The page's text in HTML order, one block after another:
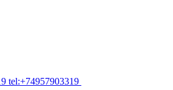
tel:+74957903319